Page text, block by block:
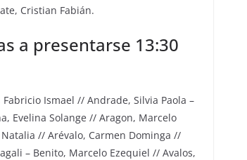
Cristian Fabián.
a presentarse 13:30
Ismael // Andrade, Silvia Paola –
Evelina Solange // Aragon, Marcelo
// Arévalo, Carmen Dominga //
– Benito, Marcelo Ezequiel // Avalos,